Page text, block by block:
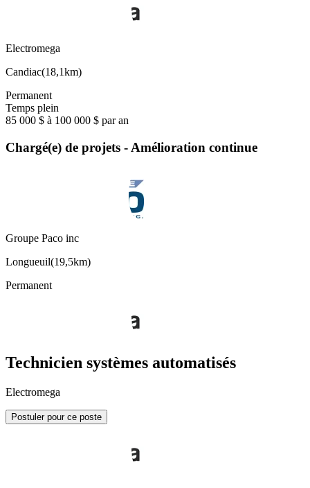
Electromega
Candiac(18,1km)
Permanent
Temps plein
85 000 $ à 100 000 $ par an
Chargé(e) de projets - Amélioration continue
Groupe Paco inc
Longueuil(19,5km)
Permanent
Technicien systèmes automatisés
Electromega
Postuler pour ce poste